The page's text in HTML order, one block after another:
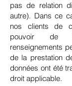
pas de relation
autre). Dans ce
nos clients de
pouvoir de
renseignements
de la prestation
données ont été
droit applicable.